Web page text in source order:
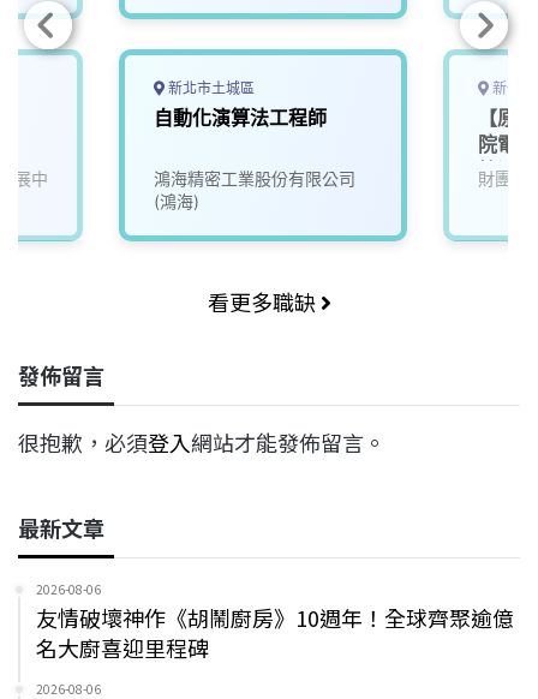
展中
新北市土城區
自動化演算法工程師
鴻海精密工業股份有限公司
(鴻海)
新竹
【原
院電
算法/
財團法
看更多職缺
發佈留言
很抱歉，必須登入網站才能發佈留言。
最新文章
2026-08-06
友情破壞神作《胡鬧廚房》10週年！全球齊聚逾億
名大廚喜迎里程碑
2026-08-06